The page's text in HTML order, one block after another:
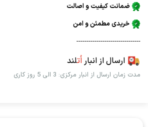
ضمانت کیفیت و اصالت
خریدی مطمئن و امن
--------------------------------
ارسال از انباراُتلند
مدت زمان ارسال از انبار مرکزی: 3 الی 5 روز کاری